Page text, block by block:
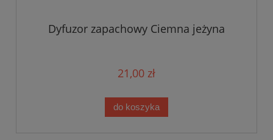
Dyfuzor zapachowy Ciemna jeżyna
21,00 zł
do koszyka